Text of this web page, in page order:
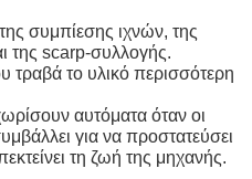
συμπίεσης ιχνών, της
της scarp-συλλογής.
το υλικό περισσότερη
αυτόματα όταν οι
για να προστατεύσει
τη ζωή της μηχανής.